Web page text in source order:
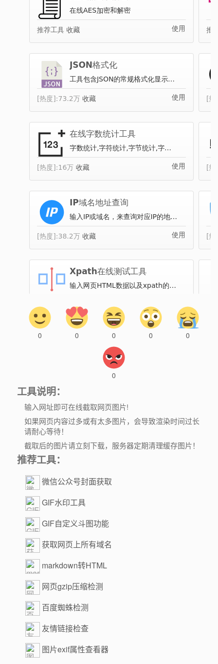
0 0 0 0 0
0
工具说明：
输入网址即可在线截取网页图片!
如果网页内容过多或有太多图片，会导致渲染时间过长
请耐心等待！
截取后的图片请立刻下载，服务器定期清理缓存图片！
推荐工具：
微信公众号封面获取
GIF水印工具
GIF自定义斗图功能
获取网页上所有域名
markdown转HTML
网页gzip压缩检测
百度蜘蛛检测
友情链接检查
图片exif属性查看器